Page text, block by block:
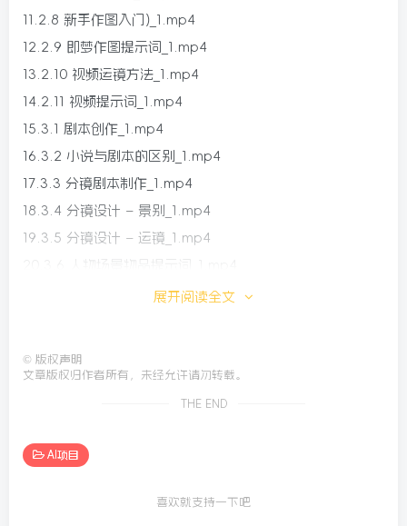
11.2.8 新手作图入门)_1.mp4
12.2.9 即梦作图提示词_1.mp4
13.2.10 视频运镜方法_1.mp4
14.2.11 视频提示词_1.mp4
15.3.1 剧本创作_1.mp4
16.3.2 小说与剧本的区别_1.mp4
17.3.3 分镜剧本制作_1.mp4
18.3.4 分镜设计 – 景别_1.mp4
19.3.5 分镜设计 – 运镜_1.mp4
21.3.7 人物三视图（豆包）_1.mp4
24.3.10 物品图_1.mp4
27.4.2vidu（图生视频）_1.mp4
展开阅读全文
© 版权声明
文章版权归作者所有，未经允许请勿转载。
THE END
AI项目
喜欢就支持一下吧